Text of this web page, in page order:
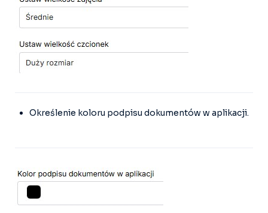
Określenie koloru podpisu dokumentów w aplikacji.